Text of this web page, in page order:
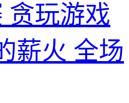
贪玩游戏
薪火 全场